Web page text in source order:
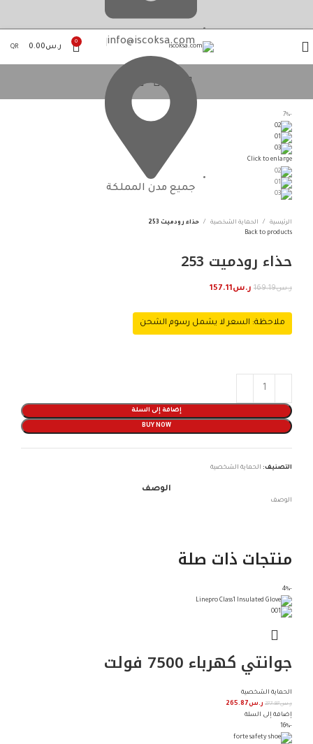
info@iscoksa.com
جميع مدن المملكة
0
ر.س0.00
QR
-7%
Click to enlarge
الرئيسية الحماية الشخصية حذاء رودميت 253
Back to products
حذاء رودميت 253
ر.س169.19 ر.س157.11
ملاحظة: السعر لا يشمل رسوم الشحن
إضافة إلى السلة
BUY NOW
التصنيف: الحماية الشخصية
الوصف
الوصف
منتجات ذات صلة
-4%
جوانتي كهرباء 7500 فولت
الحماية الشخصية
ر.س277.97 ر.س265.87
إضافة إلى السلة
-16%